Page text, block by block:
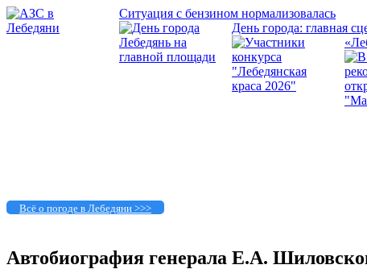
Ситуация с бензином нормализовалась
День города: главная
Всё о погоде в Лебедяни >>>
Автобиография генерала Е.А.